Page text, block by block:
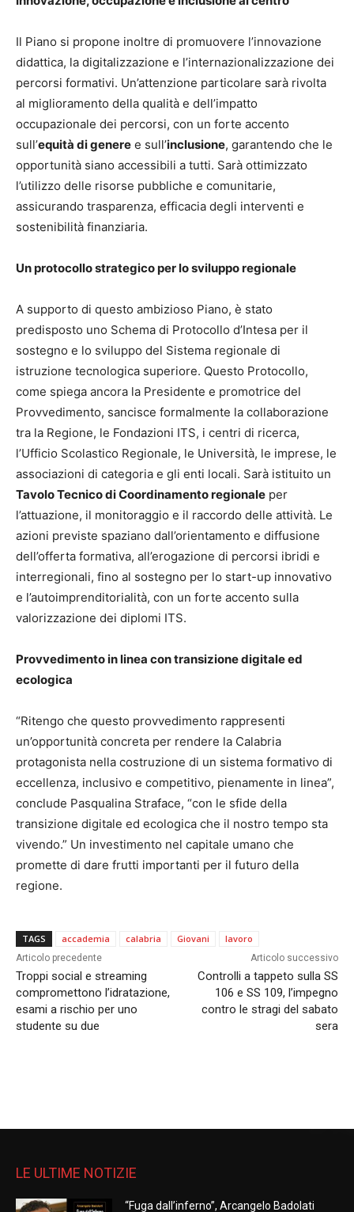
Il Piano si propone inoltre di promuovere l’innovazione
didattica, la digitalizzazione e l’internazionalizzazione dei
percorsi formativi. Un’attenzione particolare sarà rivolta
al miglioramento della qualità e dell’impatto
occupazionale dei percorsi, con un forte accento
sull’equità di genere e sull’inclusione, garantendo che le
opportunità siano accessibili a tutti. Sarà ottimizzato
l’utilizzo delle risorse pubbliche e comunitarie,
assicurando trasparenza, efficacia degli interventi e
sostenibilità finanziaria.
Un protocollo strategico per lo sviluppo regionale
A supporto di questo ambizioso Piano, è stato
predisposto uno Schema di Protocollo d’Intesa per il
sostegno e lo sviluppo del Sistema regionale di
istruzione tecnologica superiore. Questo Protocollo,
come spiega ancora la Presidente e promotrice del
Provvedimento, sancisce formalmente la collaborazione
tra la Regione, le Fondazioni ITS, i centri di ricerca,
l’Ufficio Scolastico Regionale, le Università, le imprese, le
associazioni di categoria e gli enti locali. Sarà istituito un
Tavolo Tecnico di Coordinamento regionale per
l’attuazione, il monitoraggio e il raccordo delle attività. Le
azioni previste spaziano dall’orientamento e diffusione
dell’offerta formativa, all’erogazione di percorsi ibridi e
interregionali, fino al sostegno per lo start-up innovativo
e l’autoimprenditorialità, con un forte accento sulla
valorizzazione dei diplomi ITS.
Provvedimento in linea con transizione digitale ed
ecologica
“Ritengo che questo provvedimento rappresenti
un’opportunità concreta per rendere la Calabria
protagonista nella costruzione di un sistema formativo di
eccellenza, inclusivo e competitivo, pienamente in linea”,
conclude Pasqualina Straface, “con le sfide della
transizione digitale ed ecologica che il nostro tempo sta
vivendo.” Un investimento nel capitale umano che
promette di dare frutti importanti per il futuro della
regione.
TAGS accademia calabria Giovani lavoro
Articolo precedente
Troppi social e streaming
compromettono l’idratazione,
esami a rischio per uno
studente su due
Articolo successivo
Controlli a tappeto sulla SS
106 e SS 109, l’impegno
contro le stragi del sabato
sera
LE ULTIME NOTIZIE
“Fuga dall’inferno”, Arcangelo Badolati